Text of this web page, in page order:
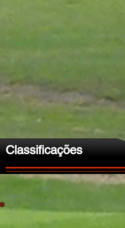
Classificações